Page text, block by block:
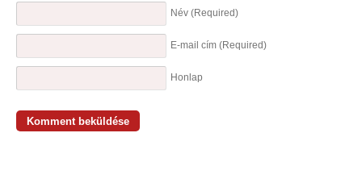
Név (Required)
E-mail cím (Required)
Honlap